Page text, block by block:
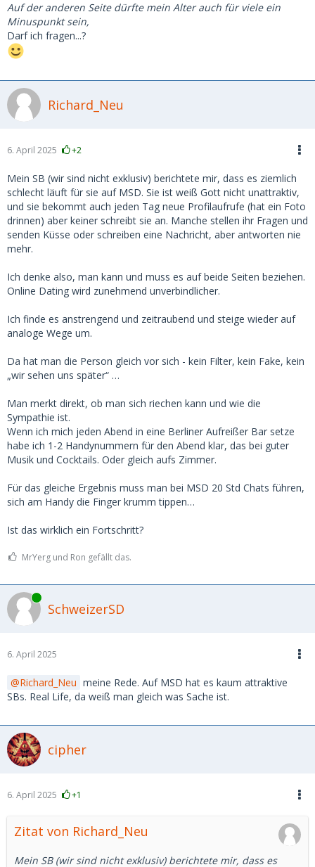
Auf der anderen Seite dürfte mein Alter auch für viele ein
Minuspunkt sein,
Darf ich fragen...?
Richard_Neu
6. April 2025 +2
Mein SB (wir sind nicht exklusiv) berichtete mir, dass es ziemlich
schlecht läuft für sie auf MSD. Sie ist weiß Gott nicht unattraktiv,
und sie bekommt auch jeden Tag neue Profilaufrufe (hat ein Foto
drinnen) aber keiner schreibt sie an. Manche stellen ihr Fragen und
senden Küsse oder schreiben eine Nachricht, aber antworten nie
mehr.
Ich denke also, man kann und muss es auf beide Seiten beziehen.
Online Dating wird zunehmend unverbindlicher.
Ich finde es anstrengend und zeitraubend und steige wieder auf
analoge Wege um.
Da hat man die Person gleich vor sich - kein Filter, kein Fake, kein
„wir sehen uns später“ …
Man merkt direkt, ob man sich riechen kann und wie die
Sympathie ist.
Wenn ich mich jeden Abend in eine Berliner Aufreißer Bar setze
habe ich 1-2 Handynummern für den Abend klar, das bei guter
Musik und Cocktails. Oder gleich aufs Zimmer.
Für das gleiche Ergebnis muss man bei MSD 20 Std Chats führen,
sich am Handy die Finger krumm tippen…
Ist das wirklich ein Fortschritt?
MrYerg und Ron gefällt das.
Online
SchweizerSD
6. April 2025
Richard_Neu meine Rede. Auf MSD hat es kaum attraktive
SBs. Real Life, da weiß man gleich was Sache ist.
cipher
6. April 2025 +1
Zitat von Richard_Neu
Mein SB (wir sind nicht exklusiv) berichtete mir, dass es